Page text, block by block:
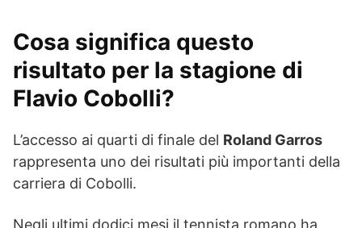
Cosa significa questo
risultato per la stagione di
Flavio Cobolli?
L’accesso ai quarti di finale del Roland Garros
rappresenta uno dei risultati più importanti della
carriera di Cobolli.
Negli ultimi dodici mesi il tennista romano ha